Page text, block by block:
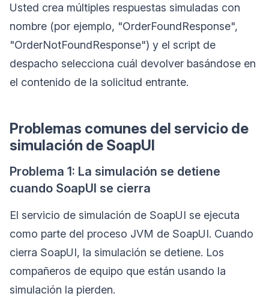
Usted crea múltiples respuestas simuladas con
nombre (por ejemplo, "OrderFoundResponse",
"OrderNotFoundResponse") y el script de
despacho selecciona cuál devolver basándose en
el contenido de la solicitud entrante.
Problemas comunes del servicio de
simulación de SoapUI
Problema 1: La simulación se detiene
cuando SoapUI se cierra
El servicio de simulación de SoapUI se ejecuta
como parte del proceso JVM de SoapUI. Cuando
cierra SoapUI, la simulación se detiene. Los
compañeros de equipo que están usando la
simulación la pierden.